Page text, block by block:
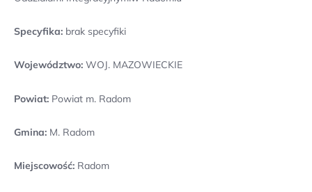
Specyfika: brak specyfiki
Województwo: WOJ. MAZOWIECKIE
Powiat: Powiat m. Radom
Gmina: M. Radom
Miejscowość: Radom